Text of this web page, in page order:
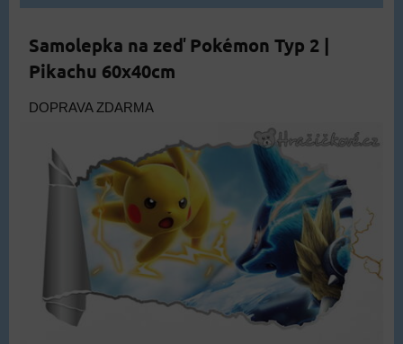
Samolepka na zeď Pokémon Typ 2 |
Pikachu 60x40cm
DOPRAVA ZDARMA